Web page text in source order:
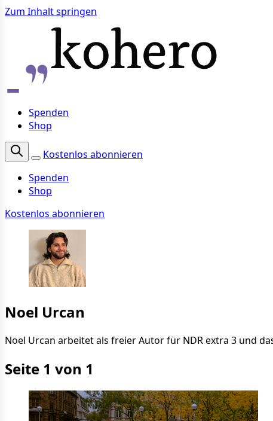
Zum Inhalt springen
Spenden
Shop
Kostenlos abonnieren
Spenden
Shop
Kostenlos abonnieren
Noel Urcan
Noel Urcan arbeitet als freier Autor für NDR extra 3 und
Seite 1 von 1